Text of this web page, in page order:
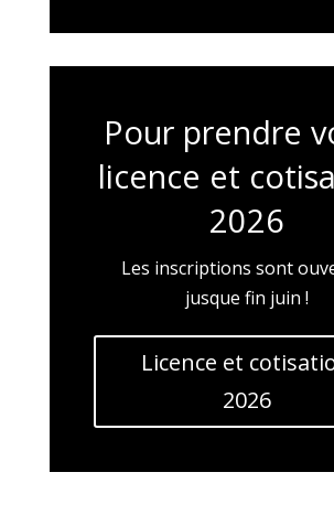
Pour prendre
licence et
2026
Les inscriptions sont
jusque fin juin !
Licence et
2026